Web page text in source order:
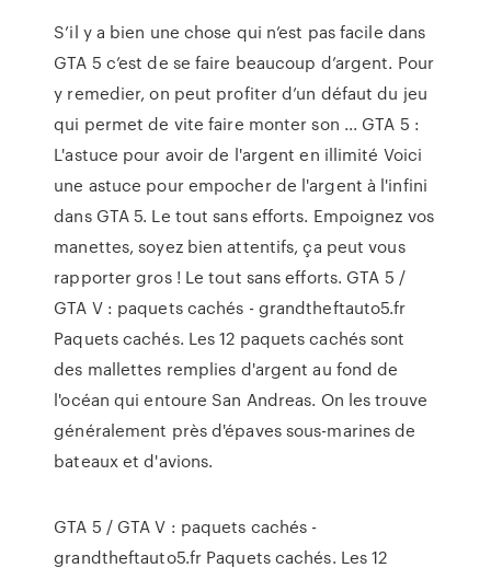
S’il y a bien une chose qui n’est pas facile dans
GTA 5 c’est de se faire beaucoup d’argent. Pour
y remedier, on peut profiter d’un défaut du jeu
qui permet de vite faire monter son ... GTA 5 :
L'astuce pour avoir de l'argent en illimité Voici
une astuce pour empocher de l'argent à l'infini
dans GTA 5. Le tout sans efforts. Empoignez vos
manettes, soyez bien attentifs, ça peut vous
rapporter gros ! Le tout sans efforts. GTA 5 /
GTA V : paquets cachés - grandtheftauto5.fr
Paquets cachés. Les 12 paquets cachés sont
des mallettes remplies d'argent au fond de
l'océan qui entoure San Andreas. On les trouve
généralement près d'épaves sous-marines de
bateaux et d'avions.
GTA 5 / GTA V : paquets cachés -
grandtheftauto5.fr Paquets cachés. Les 12